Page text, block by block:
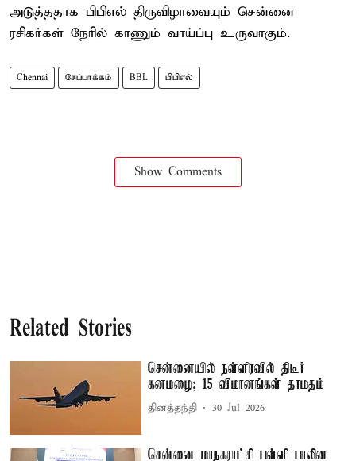
அடுத்ததாக பிபிஎல் திருவிழாவையும் சென்னை
ரசிகர்கள் நேரில் காணும் வாய்ப்பு உருவாகும்.
Chennai சேப்பாக்கம் BBL பிபிஎல்
Show Comments
Related Stories
சென்னையில் நள்ளிரவில் திடீர்
கனமழை; 15 விமானங்கள் தாமதம்
தினத்தந்தி 30 Jul 2026
சென்னை மாநகராட்சி பள்ளி பாலின